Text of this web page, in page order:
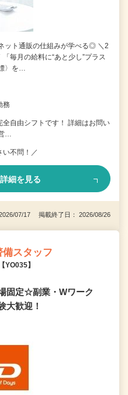
ット通販の仕組みが学べる◎ ＼2
毎月の給料に“あと少し”プラス
〉を…
務
全自由シフトです！ 詳細はお問い
…
い不問！／
詳細を見る
07/17 掲載終了日： 2026/08/26
スタッフ
YO035】
固定☆副業・Wワーク
大歓迎！